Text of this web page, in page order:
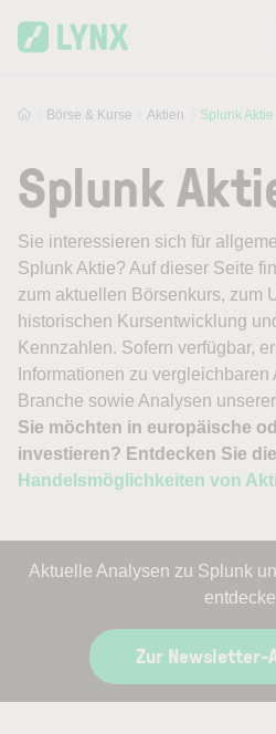
Börse & Kurse Aktien Splunk Aktie
Splunk
Sie interessieren sich für
Splunk Aktie? Auf dieser Seite
zum aktuellen Börsenkurs, zum
historischen Kursentwicklung
Kennzahlen. Sofern verfügbar,
Informationen zu
Branche sowie Analysen
Sie möchten in europäische
investieren? Entdecken Sie
Handelsmöglichkeiten von
Aktuelle Analysen zu Splunk
Zur Newsletter-